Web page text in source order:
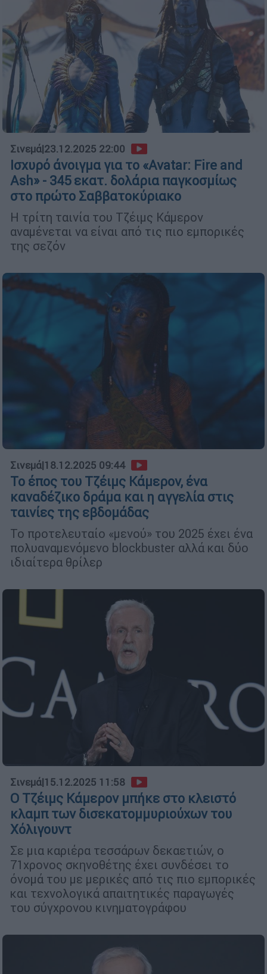
Σινεμά|23.12.2025 22:00
Ισχυρό άνοιγμα για το «Avatar: Fire and
Ash» - 345 εκατ. δολάρια παγκοσμίως
στο πρώτο Σαββατοκύριακο
Η τρίτη ταινία του Τζέιμς Κάμερον
αναμένεται να είναι από τις πιο εμπορικές
της σεζόν
Σινεμά|18.12.2025 09:44
Το έπος του Τζέιμς Κάμερον, ένα
καναδέζικο δράμα και η αγγελία στις
ταινίες της εβδομάδας
Το προτελευταίο «μενού» του 2025 έχει ένα
πολυαναμενόμενο blockbuster αλλά και δύο
ιδιαίτερα θρίλερ
Σινεμά|15.12.2025 11:58
Ο Τζέιμς Κάμερον μπήκε στο κλειστό
κλαμπ των δισεκατομμυριούχων του
Χόλιγουντ
Σε μια καριέρα τεσσάρων δεκαετιών, ο
71χρονος σκηνοθέτης έχει συνδέσει το
όνομά του με μερικές από τις πιο εμπορικές
και τεχνολογικά απαιτητικές παραγωγές
του σύγχρονου κινηματογράφου